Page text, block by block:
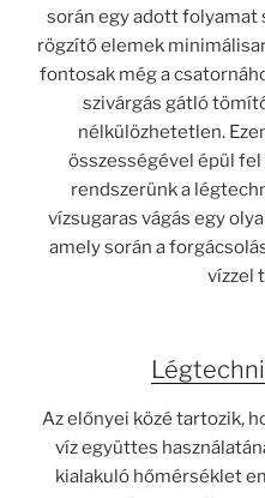
során egy adott folyamat
rögzítő elemek
fontosak még a
szivárgás gátló
nélkülözhetetlen.
összességével épül
rendszerünk a
vízsugaras vágás egy
amely során a
vízzel
Az előnyei közé tartozik,
víz együttes
kialakuló hőmérséklet